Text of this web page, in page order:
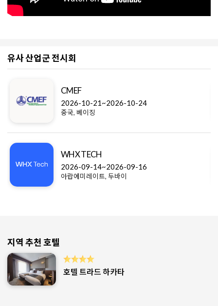
유사 산업군 전시회
CMEF
2026-10-21~2026-10-24
중국, 베이징
WHX TECH
2026-09-14~2026-09-16
아랍에미레이트, 두바이
지역 추천 호텔
호텔 트라드 하카타